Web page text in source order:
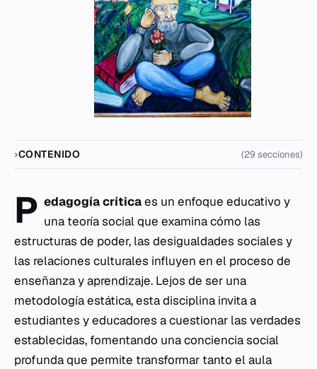
CONTENIDO (29 secciones)
P edagogíacríticaes un enfoque educativo y
una teoría social que examina cómo las
estructuras de poder, las desigualdades sociales y
las relaciones culturales influyen en el proceso de
enseñanza yaprendizaje. Lejos de ser una
metodología estática, esta disciplina invita a
estudiantes y educadores a cuestionar las verdades
establecidas, fomentando una conciencia social
profunda que permite transformar tanto el aula